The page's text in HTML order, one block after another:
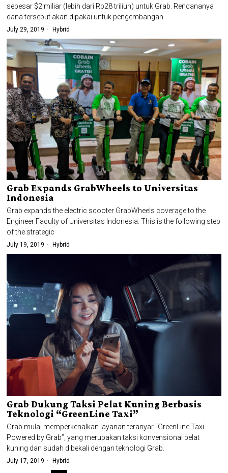
sebesar $2 miliar (lebih dari Rp28 triliun) untuk Grab. Rencananya
dana tersebut akan dipakai untuk pengembangan
July 29, 2019 Hybrid
Grab Expands GrabWheels to Universitas
Indonesia
Grab expands the electric scooter GrabWheels coverage to the
Engineer Faculty of Universitas Indonesia. This is the following step
of the strategic
July 19, 2019 Hybrid
Grab Dukung Taksi Pelat Kuning Berbasis
Teknologi “GreenLine Taxi”
Grab mulai memperkenalkan layanan teranyar “GreenLine Taxi
Powered by Grab”, yang merupakan taksi konvensional pelat
kuning dan sudah dibekali dengan teknologi Grab.
July 17, 2019 Hybrid